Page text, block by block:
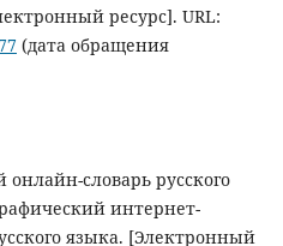
ресурс]. URL:
(дата обращения
словарь русского
интернет-
языка. [Электронный